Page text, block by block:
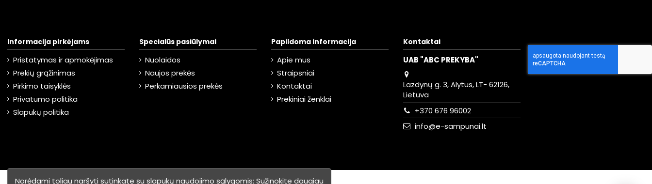
Informacija pirkėjams
Pristatymas ir apmokėjimas
Prekių grąžinimas
Pirkimo taisyklės
Privatumo politika
Slapukų politika
Specialūs pasiūlymai
Nuolaidos
Naujos prekės
Perkamiausios prekės
Papildoma informacija
Apie mus
Straipsniai
Kontaktai
Prekiniai ženklai
Kontaktai
UAB "ABC PREKYBA"
Lazdynų g. 3, Alytus, LT- 62126,
Lietuva
+370 676 96002
info@e-sampunai.lt
Norėdami toliau naršyti sutinkate su slapukų naudojimo sąlygomis: Sužinokite daugiau